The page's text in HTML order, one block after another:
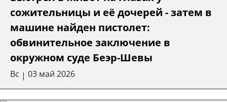
сожительницы и её дочерей - затем в
машине найден пистолет:
обвинительное заключение в
окружном суде Беэр-Шевы
Вс | 03 май 2026